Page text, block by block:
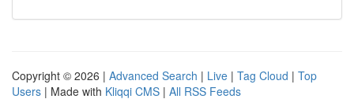
Copyright © 2026 | Advanced Search | Live | Tag Cloud | Top
Users | Made with Kliqqi CMS | All RSS Feeds